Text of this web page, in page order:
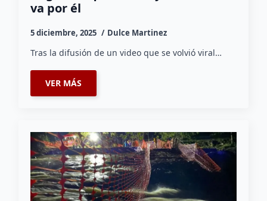
va por él
5 diciembre, 2025 Dulce Martinez
Tras la difusión de un video que se volvió viral…
VER MÁS